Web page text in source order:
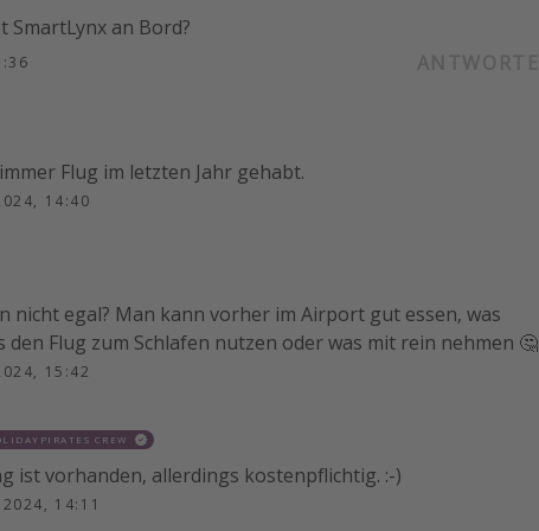
SmartLynx an Bord?
Flug im letzten Jahr gehabt.
14:40
nicht egal? Man kann vorher im Airport gut essen, was
den Flug zum Schlafen nutzen oder was mit rein nehmen 🤔
15:42
CREW
ist vorhanden, allerdings kostenpflichtig. :-)
2024, 14:11